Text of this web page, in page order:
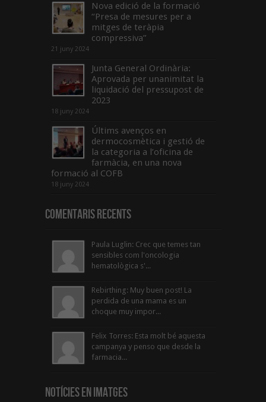
Nova edició de la formació
“Presa de mesures per a
mitges de teràpia
compressiva”
21 juny 2024
Junta General Ordinària:
Aprovada per unanimitat la
liquidació del pressupost de
2023
18 juny 2024
Últims avenços en
dermocosmètica i gestió de
la categoria a l’oficina de
farmàcia, en una nova
formació al COFB
18 juny 2024
Comentaris Recents
Paula Luglin: Crec que temes tan
sensibles com l'oncologia
hematològica s'...
Rebirthing: Muy buen post! La
perdida de una mama es un
choque muy impor...
Felix Torres: Esta molt bé aquesta
campanya y penso que desde la
farmacia...
Notícies en Imatges